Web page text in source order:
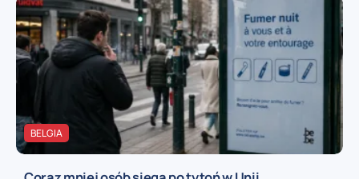
BELGIA